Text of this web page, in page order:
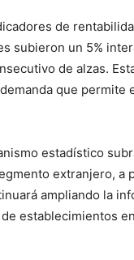
de
subieron un 5%
de alzas.
que permite
estadístico
extranjero, a
ampliando la
establecimientos